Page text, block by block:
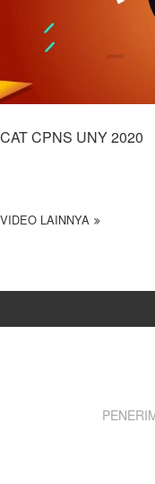
CAT CPNS UNY 2020
VIDEO LAINNYA